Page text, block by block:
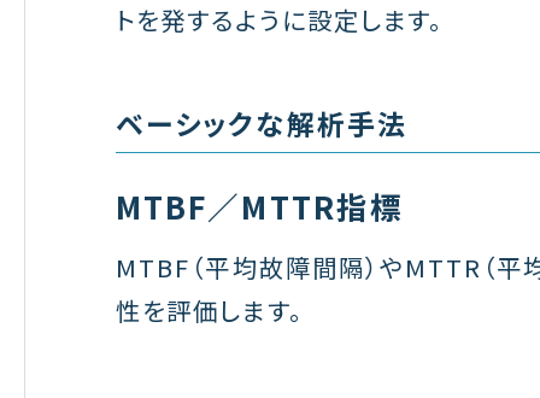
トを発するように設定します。
ベーシックな解析手法
MTBF／MTTR指標
MTBF（平均故障間隔）やMTTR（
性を評価します。